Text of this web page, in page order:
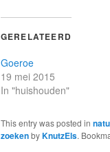
GERELATEERD
Goeroe
19 mei 2015
In "huishouden"
This entry was posted in
zoekenbyKnutzEls.